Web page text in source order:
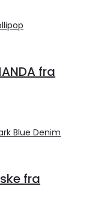
fra
fra